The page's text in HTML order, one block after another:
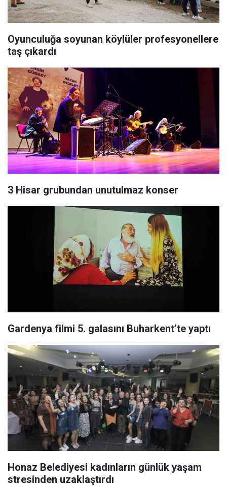
Oyunculuğa soyunan köylüler profesyonellere
taş çıkardı
3 Hisar grubundan unutulmaz konser
Gardenya filmi 5. galasını Buharkent’te yaptı
Honaz Belediyesi kadınların günlük yaşam
stresinden uzaklaştırdı